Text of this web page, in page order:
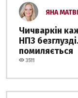
ЯНА
Чичваркін
НПЗ
помиляється
3511